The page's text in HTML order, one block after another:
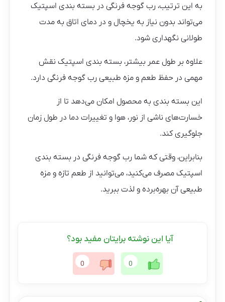
به این ترتیب، رب گوجه فرنگی در بسته بندی اسپتیک
می‌تواند بدون نیاز به یخچال و در دمای اتاق به مدت
طولانی نگهداری شود.
علاوه بر طول عمر بیشتر، بسته بندی اسپتیک نقش
مهمی در حفظ طعم و مزه طبیعی رب گوجه فرنگی دارد.
این بسته بندی به محصول امکان می‌دهد تا از
خسارت‌های ناشی از نور، هوا و تغییرات دما در طول زمان
جلوگیری کند.
بنابراین، وقتی که شما رب گوجه فرنگی در بسته بندی
اسپتیک مصرف می‌کنید، می‌توانید از طعم تازه و مزه
طبیعی آن بهره‌برده و لذت ببرید.
آیا این نوشته برایتان مفید بود؟
0
0